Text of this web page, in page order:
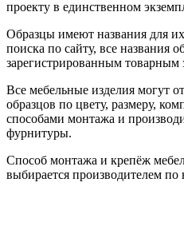
проекту в единственном
Образцы имеют названия для
поиска по сайту, все названия
зарегистрированным товарным
Все мебельные изделия могут
образцов по цвету, размеру,
способами монтажа и
фурнитуры.
Способ монтажа и крепёж
выбирается производителем